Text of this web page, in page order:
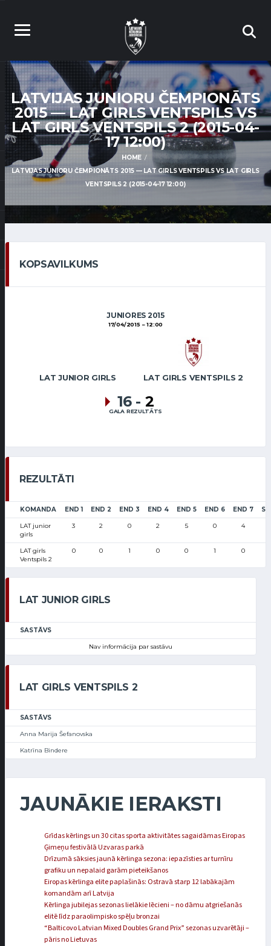
LATVIJAS JUNIORU ČEMPIONĀTS
2015 — LAT GIRLS VENTSPILS VS
LAT GIRLS VENTSPILS 2 (2015-04-
17 12:00)
HOME
LATVIJAS JUNIORU ČEMPIONĀTS 2015 — LAT GIRLS VENTSPILS VS LAT GIRLS
VENTSPILS 2 (2015-04-17 12:00)
KOPSAVILKUMS
JUNIORES 2015
17/04/2015 12:00
LAT JUNIOR GIRLS LAT GIRLS VENTSPILS 2
16 - 2
GALA REZULTĀTS
REZULTĀTI
KOMANDA END 1 END 2 END 3 END 4 END 5 END 6 END 7
LAT junior
girls
3 2 0 2 5 0 4
LAT girls
Ventspils 2
0 0 1 0 0 1 0
LAT JUNIOR GIRLS
SASTĀVS
Nav informācija par sastāvu
LAT GIRLS VENTSPILS 2
SASTĀVS
Anna Marija Šefanovska
Katrīna Bindere
JAUNĀKIE IERAKSTI
Grīdas kērlings un 30 citas sporta aktivitātes sagaidāmas Eiropas
Ģimeņu festivālā Uzvaras parkā
Drīzumā sāksies jaunā kērlinga sezona: iepazīsties ar turnīru
grafiku un nepalaid garām pieteikšanos
Eiropas kērlinga elite paplašinās: Ostravā starp 12 labākajām
komandām arī Latvija
Kērlinga jubilejas sezonas lielākie lēcieni – no dāmu atgriešanās
elitē līdz paraolimpisko spēļu bronzai
“Balticovo Latvian Mixed Doubles Grand Prix” sezonas uzvarētāji –
pāris no Lietuvas